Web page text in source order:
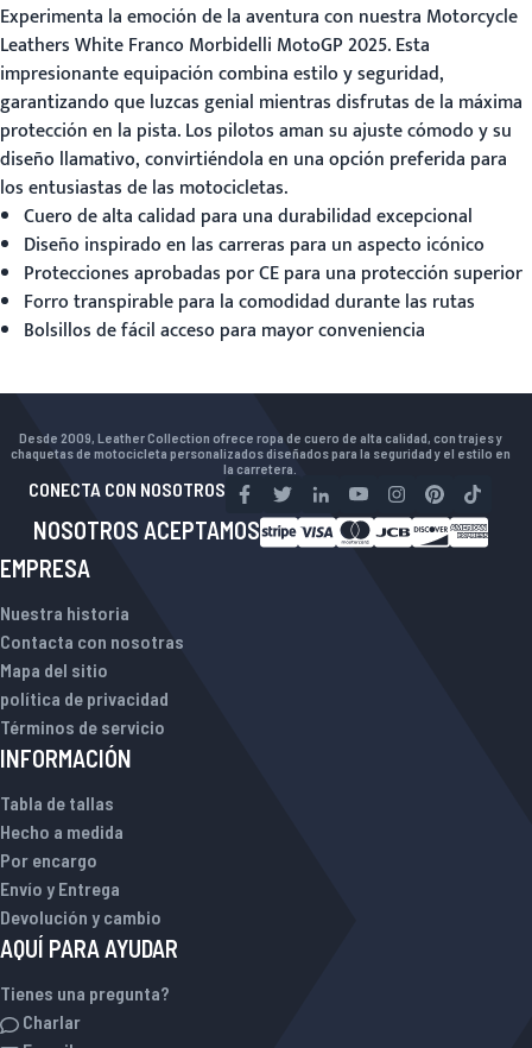
Experimenta la emoción de la aventura con nuestra Motorcycle
Leathers WhiteFranco Morbidelli MotoGP 2025. Esta
impresionante equipación combina estilo y seguridad,
garantizando que luzcas genial mientras disfrutas de la máxima
protección en la pista. Los pilotos aman su ajuste cómodo y su
diseño llamativo, convirtiéndola en una opción preferida para
los entusiastas de las motocicletas.
Cuero de alta calidad para una durabilidad excepcional
Diseño inspirado en las carreras para un aspecto icónico
Protecciones aprobadas por CE para una protección superior
Forro transpirable para la comodidad durante las rutas
Bolsillos de fácil acceso para mayor conveniencia
Desde 2009, Leather Collection ofrece ropa de cuero de alta calidad, con trajes y
chaquetas de motocicleta personalizados diseñados para la seguridad y el estilo en
la carretera.
CONECTA CON NOSOTROS
NOSOTROS ACEPTAMOS
EMPRESA
Nuestra historia
Contacta con nosotras
Mapa del sitio
política de privacidad
Términos de servicio
INFORMACIÓN
Tabla de tallas
Hecho a medida
Por encargo
Envío y Entrega
Devolución y cambio
AQUÍ PARA AYUDAR
Tienes una pregunta?
Charlar